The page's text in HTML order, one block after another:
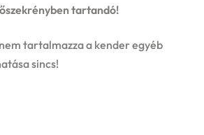
tartandó!
tartalmazza a kender egyéb
sincs!